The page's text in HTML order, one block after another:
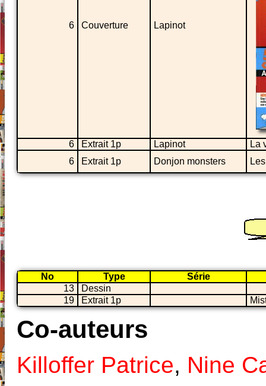
6 Couverture Lapinot
6 Extrait 1p Lapinot
La
6
Extrait 1p Donjon monsters
No Type
Série
13
Dessin
19
Extrait 1p
Co-auteurs
Killoffer Patrice, Nine